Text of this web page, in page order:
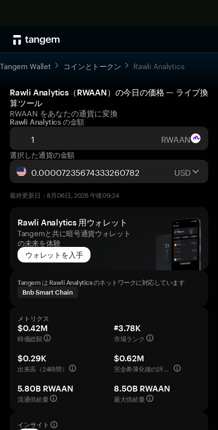
Tangem Wallet コインとトークン Rawli Analytics
Rawli Analytics（RWAAN）の今日の価格 — ライブ換
算ツール
RWAAN をあなたの通貨に変換
Rawli Analytics の金額
RWAAN
選択した通貨の金額
USD
最終更新日：8月06日, 2026 午後09:24
Rawli Analytics 用ウォレット
Tangemと共に暗号通貨ウォレット
の未来を体験
ウォレットを入手
Tangem は Rawli Analytics のネットワークに対応しています
Bnb Smart Chain
メトリクス
$0.42M
時価総額
#3.78K
市場ランク
$0.29K
出来高（24時間）
$0.62M
完全希薄化後の評価額
5.80B RWAAN
流通供給量
8.50B RWAAN
最大供給量
インサイト